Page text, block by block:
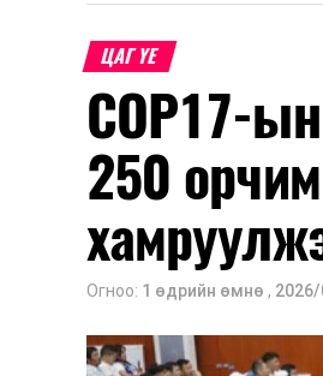
ЦАГ ҮЕ
COP17-
250
Огноо: 1 өдрийн өмнө ,